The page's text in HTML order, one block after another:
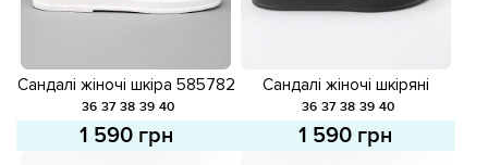
Сандалі жіночі шкіра 585782
Білі
36 37 38 39 40
1 590 грн
Сандалі жіночі шкіряні
585875 Чорні
36 37 38 39 40
1 590 грн